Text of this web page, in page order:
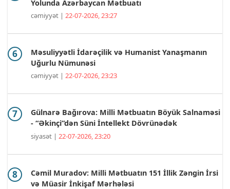
Yolunda Azərbaycan Mətbuatı
cəmiyyət | 22-07-2026, 23:27
Məsuliyyətli İdarəçilik və Humanist Yanaşmanın
Uğurlu Nümunəsi
cəmiyyət | 22-07-2026, 23:23
Gülnarə Bağırova: Milli Mətbuatın Böyük Salnaməsi
- “Əkinçi”dən Süni İntellekt Dövrünədək
siyasət | 22-07-2026, 23:20
Cəmil Muradov: Milli Mətbuatın 151 İllik Zəngin İrsi
və Müasir İnkişaf Mərhələsi